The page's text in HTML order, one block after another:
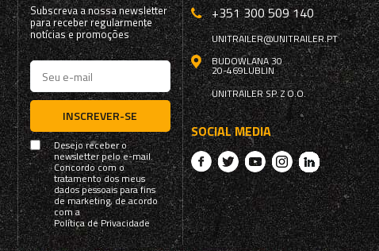
Subscreva a nossa newsletter
para receber regularmente
notícias e promoções
INSCREVER-SE
Desejo receber o
newsletter pelo e-mail.
Concordo com o
tratamento dos meus
dados pessoais para fins
de marketing, de acordo
com a
Política de Privacidade
+351 300 509 140
UNITRAILER@UNITRAILER.PT
BUDOWLANA 30
20-469LUBLIN
UNITRAILER SP. Z O.O.
SOCIAL MEDIA